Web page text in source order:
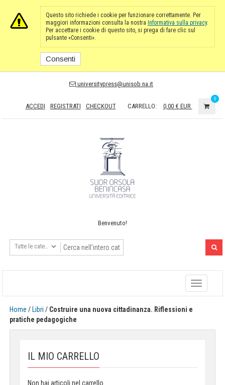
Questo sito richiede i cookie per funzionare correttamente. Per
maggiori informazioni consulta la nostra Informativa sulla privacy.
Per accettare i cookie di questo sito, si prega di fare clic sul
pulsante «Consenti».
Consenti
universitypress@unisob.na.it
ACCEDI REGISTRATI CHECKOUT CARRELLO: 0,00 € EUR
0
Benvenuto!
Toggle
navigation
Home / Libri / Costruire una nuova cittadinanza. Riflessioni e
pratiche pedagogiche
IL MIO CARRELLO
Non hai articoli nel carrello.